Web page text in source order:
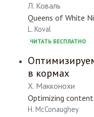
Л. Коваль
Queens of White
L. Koval
ЧИТАТЬ БЕСПЛАТНО
в кормах
Х. Макконохи
Optimizing
H. McConaughey